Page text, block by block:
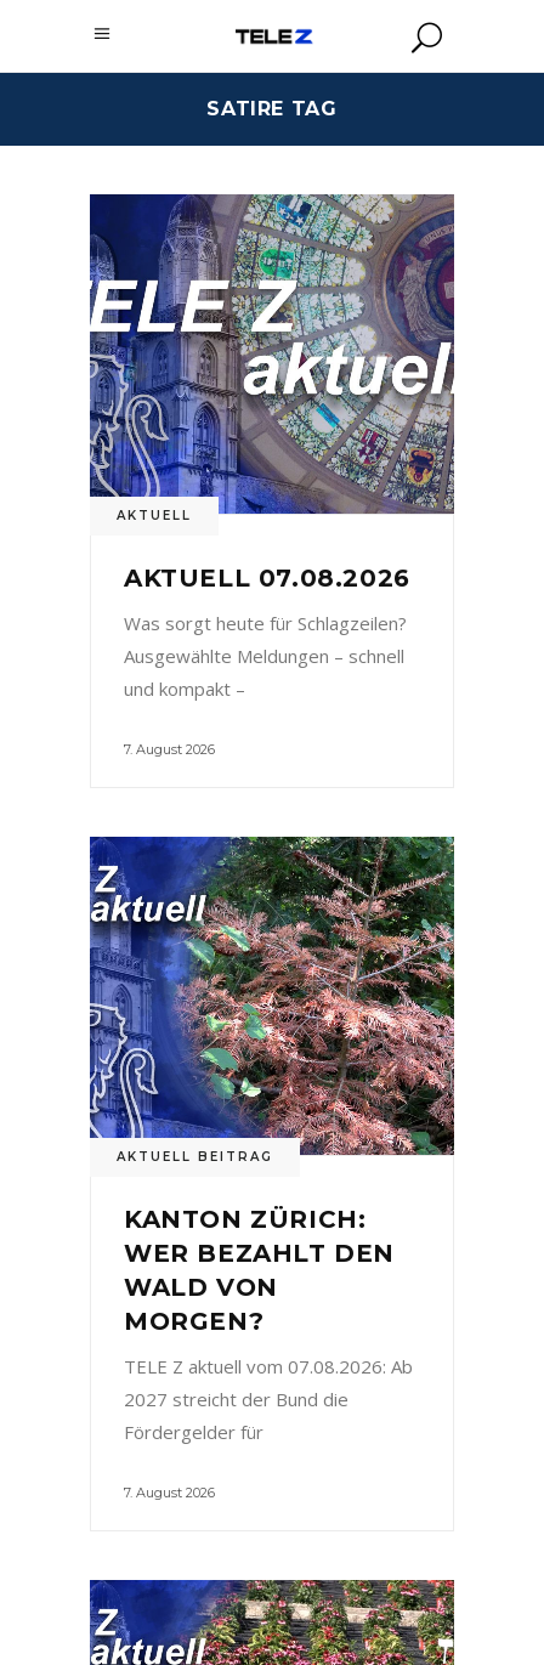
SATIRE TAG
AKTUELL
AKTUELL 07.08.2026
Was sorgt heute für Schlagzeilen?
Ausgewählte Meldungen – schnell
und kompakt –
7. August 2026
AKTUELL BEITRAG
KANTON ZÜRICH:
WER BEZAHLT DEN
WALD VON
MORGEN?
TELE Z aktuell vom 07.08.2026: Ab
2027 streicht der Bund die
Fördergelder für
7. August 2026